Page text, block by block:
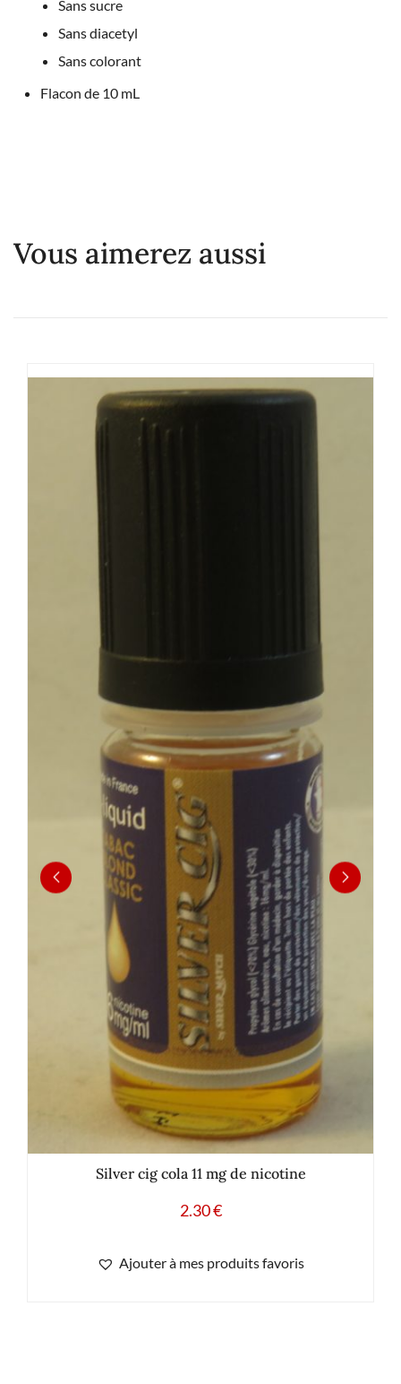
Sans sucre
Sans diacetyl
Sans colorant
Flacon de 10 mL
Vous aimerez aussi
Silver cig cola 11 mg de nicotine
2.30€
Ajouter à mes produits favoris